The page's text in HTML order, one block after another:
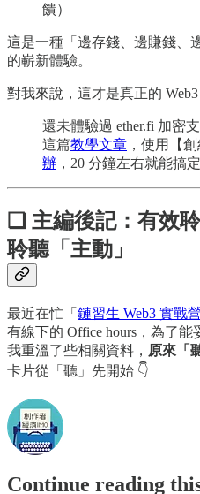
饋）
這是一種「邊存錢、邊賺錢、邊
的嶄新體驗。
對我來說，這才是真正的 Web3
還未體驗過 ether.fi 加密
這篇教學文章 ，使用【創
辦 ，20 分鐘左右就能搞定
❏ 主編後記： 有效
聆聽「主動」
最近在忙「 鏈習生 Web3 實戰
有線下的 Office hours，為了能
我重溫了些相關資料， 原來「
卡片從「聽」先開始 👇
Continue reading